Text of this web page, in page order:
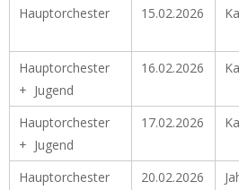
Hauptorchester
15.02.2026
Hauptorchester
+ Jugend
16.02.2026
Hauptorchester
+ Jugend
17.02.2026
Hauptorchester
20.02.2026